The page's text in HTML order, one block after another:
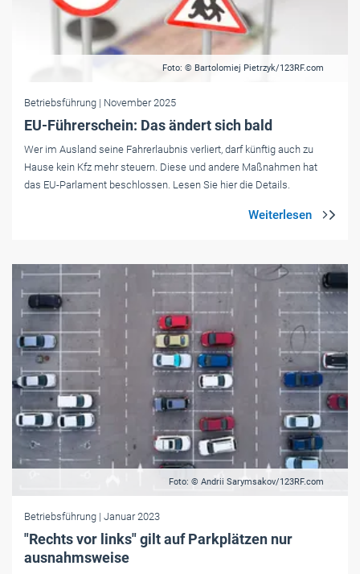
Foto: © Bartolomiej Pietrzyk/123RF.com
Betriebsführung | November 2025
EU-Führerschein: Das ändert sich bald
Wer im Ausland seine Fahrerlaubnis verliert, darf künftig auch zu
Hause kein Kfz mehr steuern. Diese und andere Maßnahmen hat
das EU-Parlament beschlossen. Lesen Sie hier die Details.
Foto: © Andrii Sarymsakov/123RF.com
Betriebsführung | Januar 2023
"Rechts vor links" gilt auf Parkplätzen nur
ausnahmsweise